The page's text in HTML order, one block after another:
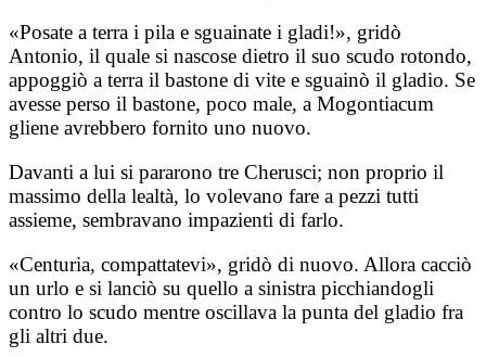
«Posate a terra i pila e sguainate i gladi!», gridò
Antonio, il quale si nascose dietro il suo scudo rotondo,
appoggiò a terra il bastone di vite e sguainò il gladio. Se
avesse perso il bastone, poco male, a Mogontiacum
gliene avrebbero fornito uno nuovo.
Davanti a lui si pararono tre Cherusci; non proprio il
massimo della lealtà, lo volevano fare a pezzi tutti
assieme, sembravano impazienti di farlo.
«Centuria, compattatevi», gridò di nuovo. Allora cacciò
un urlo e si lanciò su quello a sinistra picchiandogli
contro lo scudo mentre oscillava la punta del gladio fra
gli altri due.